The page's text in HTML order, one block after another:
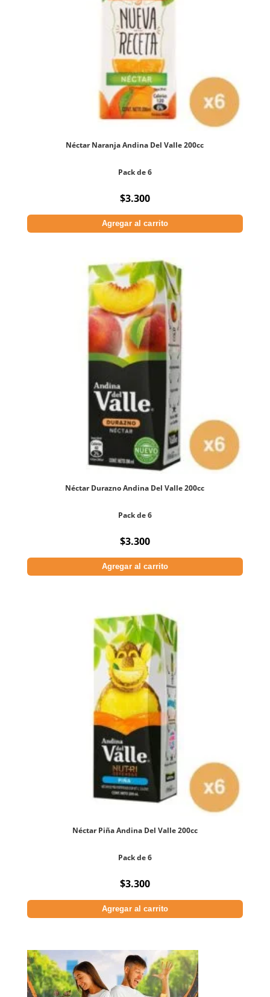
Néctar Naranja Andina Del Valle 200cc
Pack de 6
$3.300
Agregar al carrito
Néctar Durazno Andina Del Valle 200cc
Pack de 6
$3.300
Agregar al carrito
Néctar Piña Andina Del Valle 200cc
Pack de 6
$3.300
Agregar al carrito